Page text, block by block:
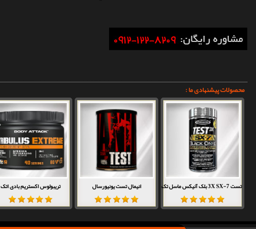
محصولات پیشنهادی ما :
تست 3X SX-7 بلک آنیکس ماسل تک انیمال تست یونیورسال تریبولوس اکستریم بادی اتک